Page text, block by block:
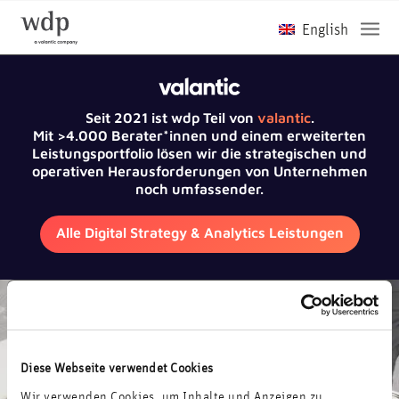
Diese Webseite verwendet Cookies
Wir verwenden Cookies, um Inhalte und Anzeigen zu
Seit 2021 ist wdp Teil von valantic.
Mit >4.000 Berater*innen und einem erweiterten
Leistungsportfolio lösen wir die strategischen und
operativen Herausforderungen von Unternehmen
noch umfassender.
Alle Digital Strategy & Analytics Leistungen